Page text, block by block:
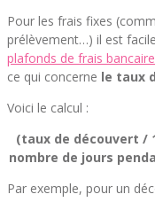
Pour les frais fixes
prélèvement…) il est
plafonds de frais
ce qui concerne le taux
Voici le calcul :
(taux de découvert /
nombre de jours
Par exemple, pour un